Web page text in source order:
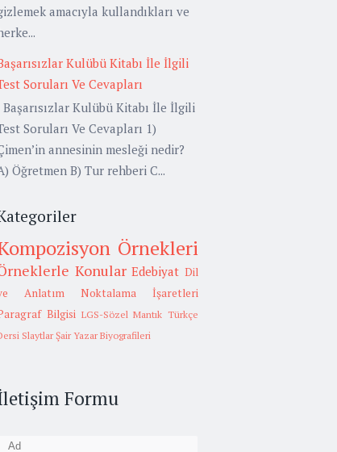
amacıyla kullandıkları ve
Kulübü Kitabı İle İlgili
Soruları Ve Cevapları
Başarısızlar Kulübü Kitabı İle İlgili
Soruları Ve Cevapları 1)
annesinin mesleği nedir?
Öğretmen B) Tur rehberi C...
Örnekleri
Konular Edebiyat Dil
Anlatım
Noktalama İşaretleri
Bilgisi LGS-Sözel Mantık Türkçe
SlaytlarŞair Yazar Biyografileri
Formu